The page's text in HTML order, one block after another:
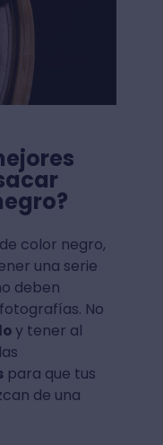
color negro,
una serie
deben
No
y tener al
para que tus
de una